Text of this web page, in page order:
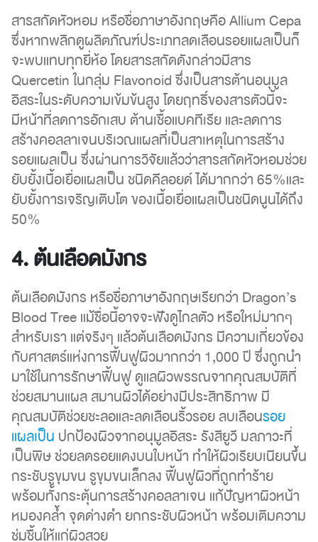
สารสกัดหัวหอม หรือชื่อภาษาอังกฤษคือ Allium Cepa
ซึ่งหากพลิกดูผลิตภัณฑ์ประเภทลดเลือนรอยแผลเป็นก็
จะพบแทบทุกยี่ห้อ โดยสารสกัดดังกล่าวมีสาร
Quercetin ในกลุ่ม Flavonoid ซึ่งเป็นสารต้านอนุมูล
อิสระในระดับความเข้มข้นสูง โดยฤทธิ์ของสารตัวนี้จะ
มีหน้าที่ลดการอักเสบ ต้านเชื้อแบคทีเรีย และลดการ
สร้างคอลลาเจนบริเวณแผลที่เป็นสาเหตุในการสร้าง
รอยแผลเป็น ซึ่งผ่านการวิจัยแล้วว่าสารสกัดหัวหอมช่วย
ยับยั้งเนื้อเยื่อแผลเป็น ชนิดคีลอยด์ ได้มากกว่า 65%และ
ยับยั้งการเจริญเติบโต ของเนื้อเยื่อแผลเป็นชนิดนูนได้ถึง
50%
4. ต้นเลือดมังกร
ต้นเลือดมังกร หรือชื่อภาษาอังกฤษเรียกว่า Dragon’s
Blood Tree แม้ชื่อนี้อาจจะฟังดูไกลตัว หรือใหม่มากๆ
สำหรับเรา แต่จริงๆ แล้วต้นเลือดมังกร มีความเกี่ยวข้อง
กับศาสตร์แห่งการฟื้นฟูผิวมากกว่า 1,000 ปี ซึ่งถูกนำ
มาใช้ในการรักษาฟื้นฟู ดูแลผิวพรรณจากคุณสมบัติที่
ช่วยสมานแผล สมานผิวได้อย่างมีประสิทธิภาพ มี
คุณสมบัติช่วยชะลอและลดเลือนริ้วรอย ลบเลือนรอย
แผลเป็น ปกป้องผิวจากอนุมูลอิสระ รังสียูวี มลภาวะที่
เป็นพิษ ช่วยลดรอยแดงบนใบหน้า ทำให้ผิวเรียบเนียนขึ้น
กระชับรูขุมขน รูขุมขนเล็กลง ฟื้นฟูผิวที่ถูกทำร้าย
พร้อมทั้งกระตุ้นการสร้างคอลลาเจน แก้ปัญหาผิวหน้า
หมองคล้ำ จุดด่างดำ ยกกระชับผิวหน้า พร้อมเติมความ
ชุ่มชื้นให้แก่ผิวสวย